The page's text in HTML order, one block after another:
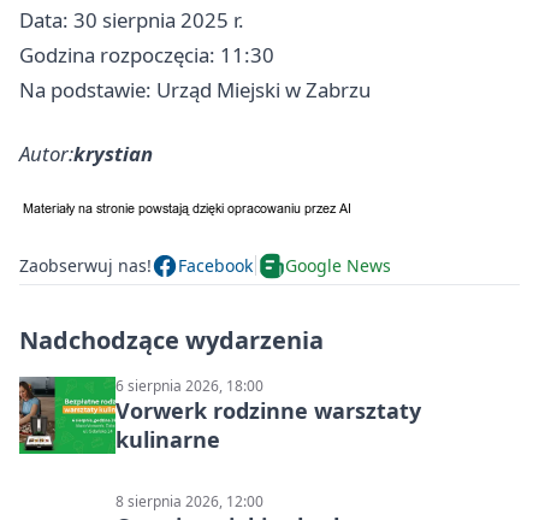
Data: 30 sierpnia 2025 r.
Godzina rozpoczęcia: 11:30
Na podstawie: Urząd Miejski w Zabrzu
Autor:krystian
Zaobserwuj nas! Facebook Google News
Nadchodzące wydarzenia
6 sierpnia 2026, 18:00
Vorwerk rodzinne warsztaty
kulinarne
8 sierpnia 2026, 12:00